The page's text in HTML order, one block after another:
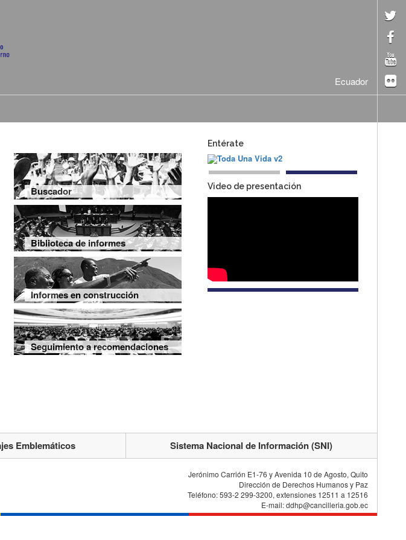
Ecuador
Buscador
Biblioteca de informes
Informes en construcción
Seguimiento a recomendaciones
Entérate
Video de presentación
Emblemáticos Sistema Nacional de Información (SNI)
Jerónimo Carrión E1-76 y Avenida 10 de Agosto, Quito
Dirección de Derechos Humanos y Paz
Teléfono: 593-2 299-3200, extensiones 12511 a 12516
E-mail: ddhp@cancilleria.gob.ec